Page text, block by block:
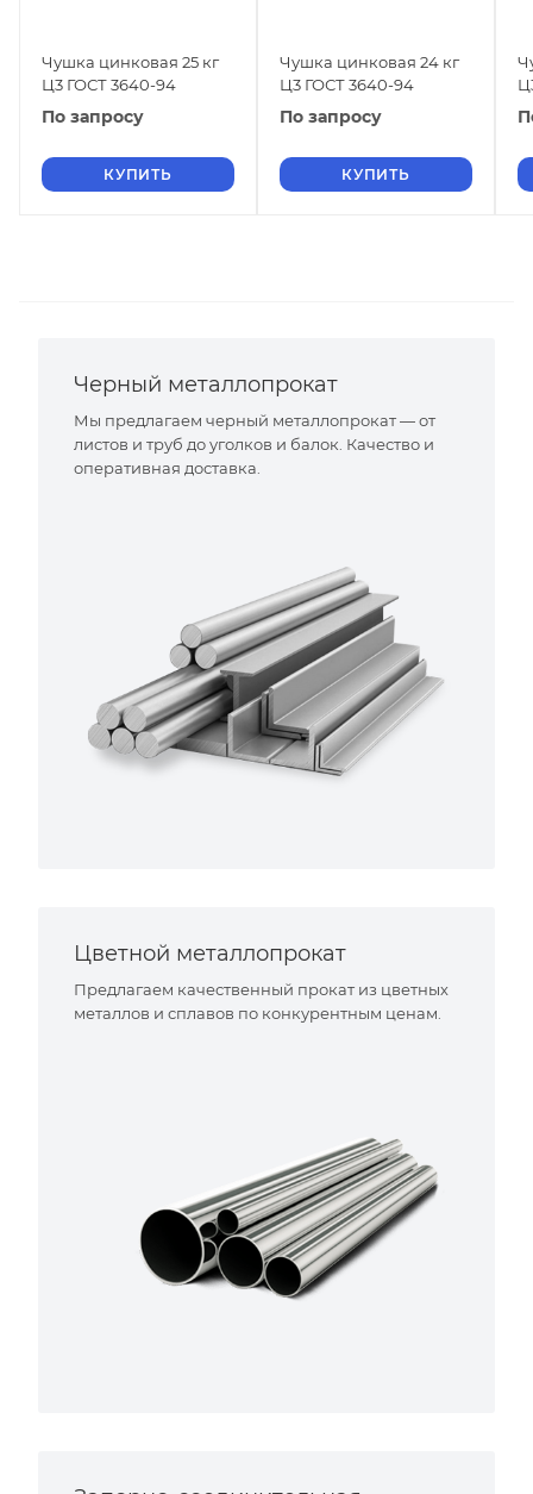
Чушка цинковая 25 кг
Ц3 ГОСТ 3640-94
По запросу
КУПИТЬ
Чушка цинковая 24 кг
Ц3 ГОСТ 3640-94
По запросу
КУПИТЬ
Черный металлопрокат
Мы предлагаем черный металлопрокат — от
листов и труб до уголков и балок. Качество и
оперативная доставка.
Цветной металлопрокат
Предлагаем качественный прокат из цветных
металлов и сплавов по конкурентным ценам.